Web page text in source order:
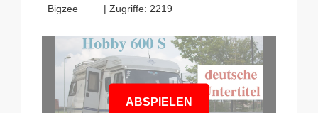
Bigzee | Zugriffe: 2219
ABSPIELEN